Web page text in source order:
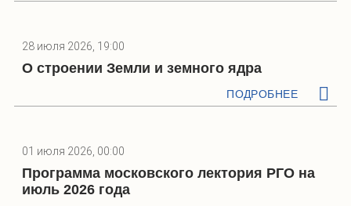
28 июля 2026, 19:00
О строении Земли и земного ядра
ПОДРОБНЕЕ
01 июля 2026, 00:00
Программа московского лектория РГО на
июль 2026 года